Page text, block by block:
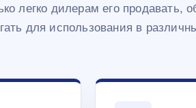
легко дилерам его продавать,
для использования в